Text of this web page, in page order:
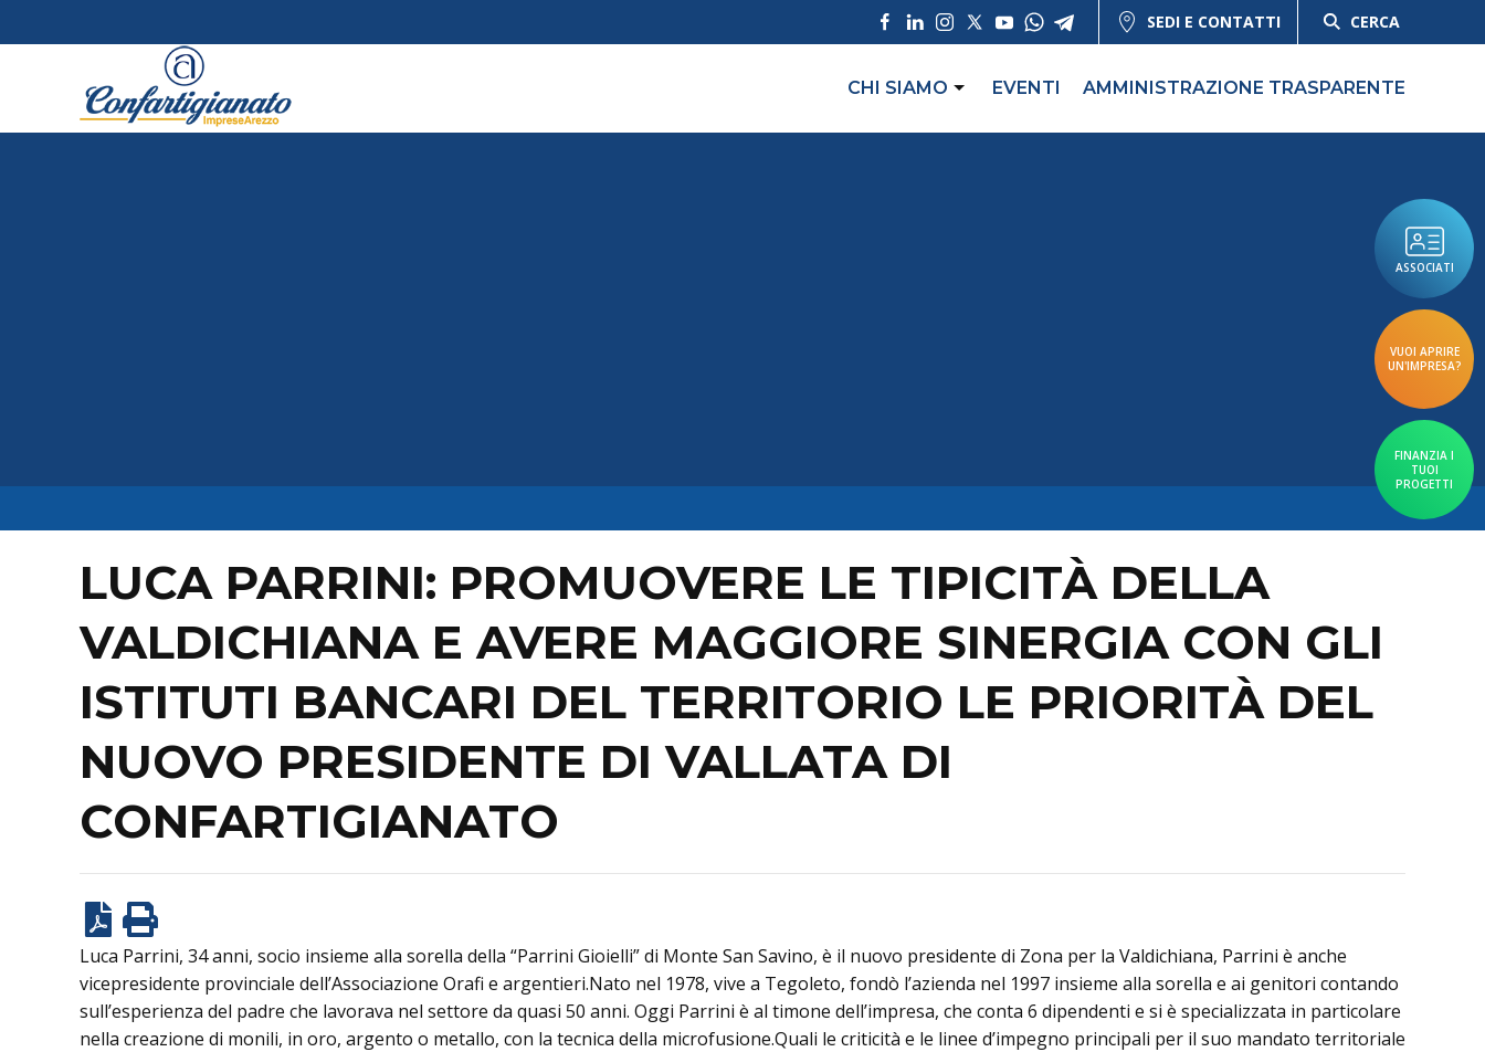
SEDI E CONTATTI CERCA
CHI SIAMO EVENTI AMMINISTRAZIONE TRASPARENTE
ASSOCIATI
VUOI APRIRE
UN'IMPRESA?
FINANZIA I
TUOI
PROGETTI
LUCA PARRINI: PROMUOVERE LE TIPICITÀ DELLA
VALDICHIANA E AVERE MAGGIORE SINERGIA CON GLI
ISTITUTI BANCARI DEL TERRITORIO LE PRIORITÀ DEL
NUOVO PRESIDENTE DI VALLATA DI
CONFARTIGIANATO
Luca Parrini, 34 anni, socio insieme alla sorella della “Parrini Gioielli” di Monte San Savino, è il nuovo presidente di Zona per la Valdichiana, Parrini è anche
vicepresidente provinciale dell’Associazione Orafi e argentieri.Nato nel 1978, vive a Tegoleto, fondò l’azienda nel 1997 insieme alla sorella e ai genitori contando
sull’esperienza del padre che lavorava nel settore da quasi 50 anni. Oggi Parrini è al timone dell’impresa, che conta 6 dipendenti e si è specializzata in particolare
nella creazione di monili, in oro, argento o metallo, con la tecnica della microfusione.Quali le criticità e le linee d’impegno principali per il suo mandato territoriale